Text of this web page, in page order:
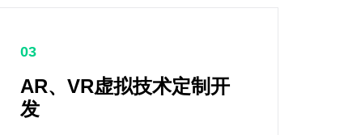
03
AR、VR虚拟技术定制开
发